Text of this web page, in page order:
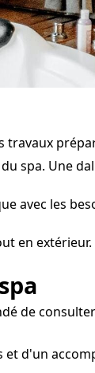
travaux
spa. Une
avec les
en extérieur.
de
d'un